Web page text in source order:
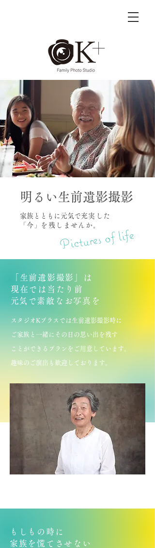
明るい生前遺影撮影
Pictures of life
家族とともに元気で充実した
「 今 」 を残しませんか。
「生前遺影撮影」は
​現在では当たり前
​元気で素敵なお写真を
スタジオKプラスでは生前遺影撮影時に
ご家族と一緒にその日の思い出を残す
ことができるプランをご用意しています。
趣味のご演出も歓迎しております。​
もしもの時に
​家族を慌てさせない